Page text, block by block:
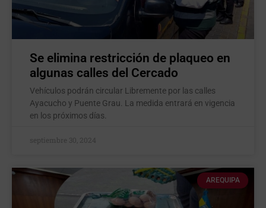
Se elimina restricción de plaqueo en
algunas calles del Cercado
Vehículos podrán circular Libremente por las calles
Ayacucho y Puente Grau. La medida entrará en vigencia
en los próximos días.
septiembre 30, 2024
AREQUIPA